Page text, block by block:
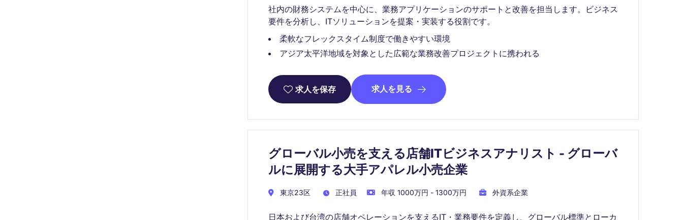
社内の財務システムを中心に、業務アプリケーションのサポートと改善を担当します。ビジネス
要件を分析し、ITソリューションを提案・実装する役割です。
柔軟なフレックスタイム制度で働きやすい環境
アジア太平洋地域を対象とした広範な業務改善プロジェクトに携われる
求人を保存 求人を見る
グローバル小売を支える店舗ITビジネスアナリスト - グローバ
ルに展開する大手アパレル小売企業
東京23区 正社員 年収 1000万円 - 1300万円 外資系企業
日本および台湾の店舗オペレーションを支えるIT・業務要件を定義し、グローバル標準とローカ